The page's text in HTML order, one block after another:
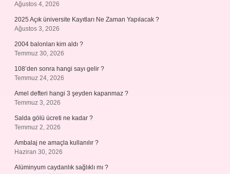
Ağustos 4, 2026
2025 Açık üniversite Kayıtları Ne Zaman Yapılacak ?
Ağustos 3, 2026
2004 balonları kim aldı ?
Temmuz 30, 2026
108’den sonra hangi sayı gelir ?
Temmuz 24, 2026
Amel defteri hangi 3 şeyden kapanmaz ?
Temmuz 3, 2026
Salda gölü ücreti ne kadar ?
Temmuz 2, 2026
Ambalaj ne amaçla kullanılır ?
Haziran 30, 2026
Alüminyum caydanlık sağlıklı mı ?